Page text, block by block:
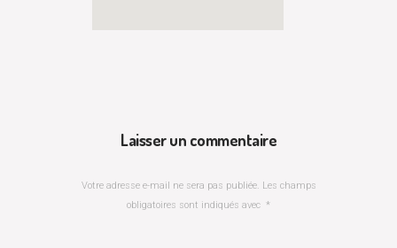
Laisser un commentaire
Votre adresse e-mail ne sera pas publiée. Les champs
obligatoires sont indiqués avec *